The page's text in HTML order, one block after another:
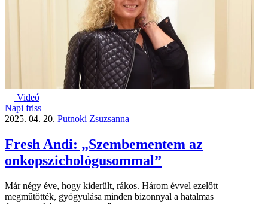
Videó
Napi friss
2025. 04. 20. Putnoki Zsuzsanna
Fresh Andi: „Szembementem az
onkopszichológusommal”
Már négy éve, hogy kiderült, rákos. Három évvel ezelőtt
megműtötték, gyógyulása minden bizonnyal a hatalmas